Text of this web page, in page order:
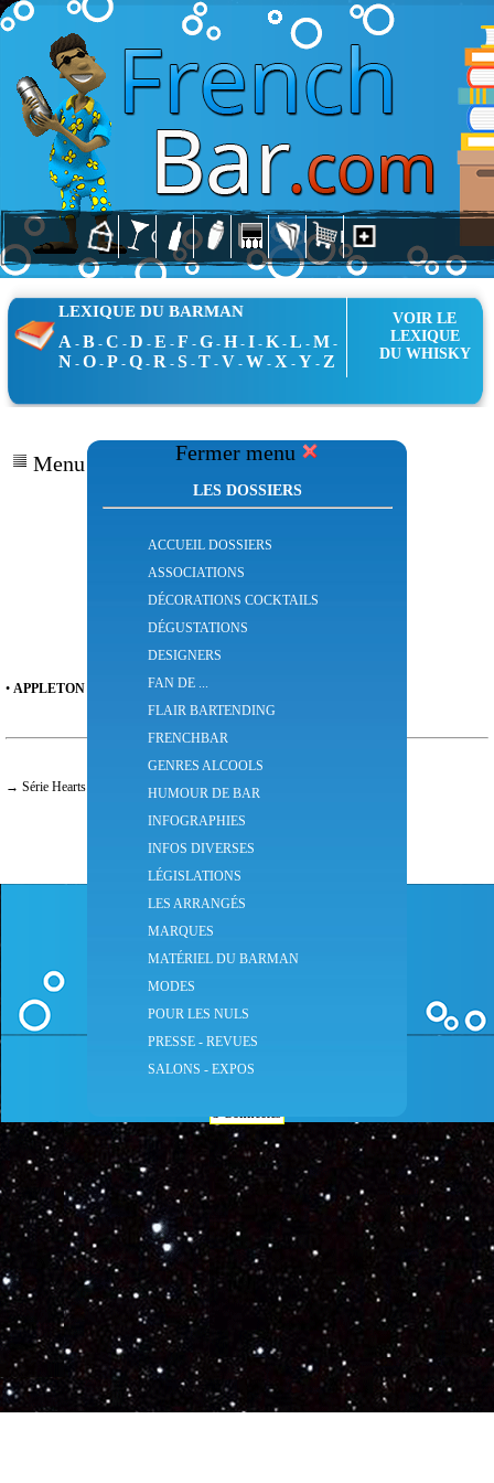
LEXIQUE DU BARMAN
A - B - C - D - E - F - G - H- I - K- L - M -
N - O - P - Q - R - S - T - V - W - X - Y - Z
VOIR LE
LEXIQUE
DU WHISKY
Fermer menu
LES DOSSIERS
ACCUEIL DOSSIERS
ASSOCIATIONS
DÉCORATIONS COCKTAILS
DÉGUSTATIONS
DESIGNERS
FAN DE ...
FLAIR BARTENDING
FRENCHBAR
GENRES ALCOOLS
HUMOUR DE BAR
INFOGRAPHIES
INFOS DIVERSES
LÉGISLATIONS
LES ARRANGÉS
MARQUES
MATÉRIEL DU BARMAN
MODES
POUR LES NULS
PRESSE - REVUES
SALONS - EXPOS
Menu Dossiers
• APPLETON ESTATE ®est une marque de rhum Jamaïcain.
→ Série Hearts
L'abus d'alcool est dangereux pour la santé
Consommez avec modération
Administré par Webtender - Développement Web
Hébergement de site Web-Réservation de nom de domaine
2001/2026 © FrenchBar
3 Connectés